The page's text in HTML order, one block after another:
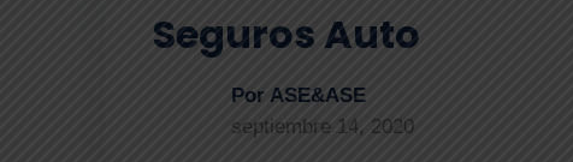
Seguros Auto
Por ASE&ASE
septiembre 14, 2020